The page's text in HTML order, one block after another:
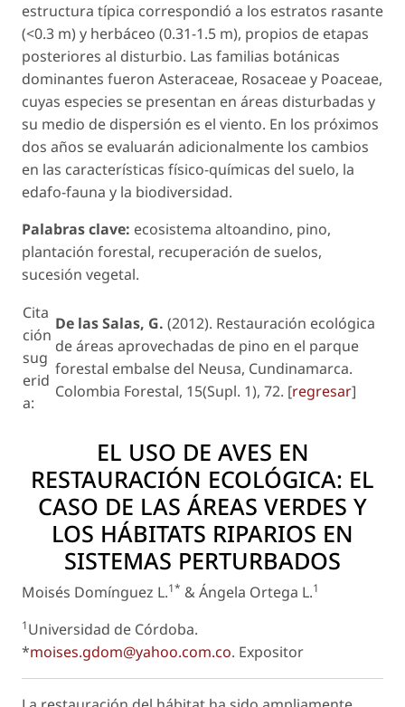
estructura típica correspondió a los estratos rasante
(<0.3 m) y herbáceo (0.31-1.5 m), propios de etapas
posteriores al disturbio. Las familias botánicas
dominantes fueron Asteraceae, Rosaceae y Poaceae,
cuyas especies se presentan en áreas disturbadas y
su medio de dispersión es el viento. En los próximos
dos años se evaluarán adicionalmente los cambios
en las características físico-químicas del suelo, la
edafo-fauna y la biodiversidad.
Palabras clave: ecosistema altoandino, pino,
plantación forestal, recuperación de suelos,
sucesión vegetal.
Cita
ción
sug
erid
a:
De las Salas, G. (2012). Restauración ecológica
de áreas aprovechadas de pino en el parque
forestal embalse del Neusa, Cundinamarca.
Colombia Forestal, 15(Supl. 1), 72. [regresar]
EL USO DE AVES EN
RESTAURACIÓN ECOLÓGICA: EL
CASO DE LAS ÁREAS VERDES Y
LOS HÁBITATS RIPARIOS EN
SISTEMAS PERTURBADOS
Moisés Domínguez L.1* & Ángela Ortega L.1
1Universidad de Córdoba.
*moises.gdom@yahoo.com.co. Expositor